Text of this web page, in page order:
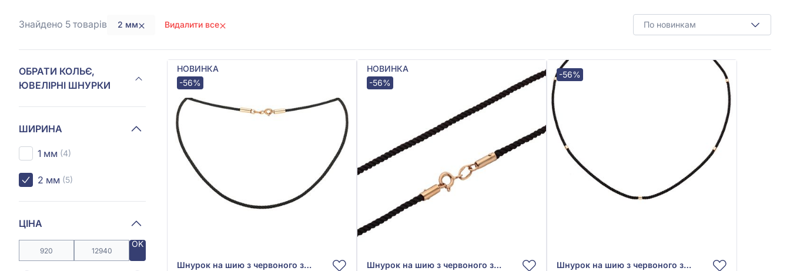
По новинкам
Знайдено 5 товарів 2 мм Видалити все
ОБРАТИ КОЛЬЄ,
ЮВЕЛІРНІ ШНУРКИ
ШИРИНА
1 мм (4)
2 мм (5)
ЦІНА
OK
НОВИНКА
-56%
Шнурок на шию з червоного золота 585° з чорним текстилем, арт. 950104
НОВИНКА
-56%
Шнурок на шию з червоного золота 585° з чорним текстилем, арт. 950103
-56%
Шнурок на шию з червоного золота 585° з чорним текстилем, арт. 950107